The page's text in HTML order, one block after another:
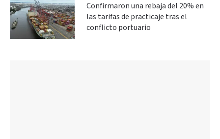
Confirmaron una rebaja del 20% en
las tarifas de practicaje tras el
conflicto portuario